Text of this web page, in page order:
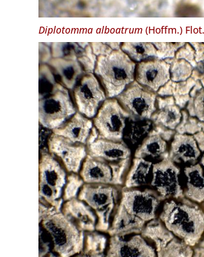
Diplotomma alboatrum(Hoffm.)